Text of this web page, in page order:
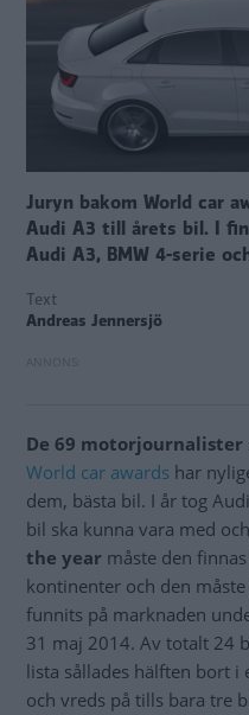
Juryn bakom World car
Audi A3 till årets bil. I
Audi A3, BMW 4-serie
Text
Andreas Jennersjö
De 69 motorjournalister
World car awards har
dem, bästa bil. I år tog
bil ska kunna vara med
the year måste den
kontinenter och den
funnits på marknaden
31 maj 2014. Av totalt 24
lista sållades hälften bort i
och vreds på tills bara tre